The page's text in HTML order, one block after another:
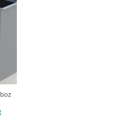
Ártartomány: